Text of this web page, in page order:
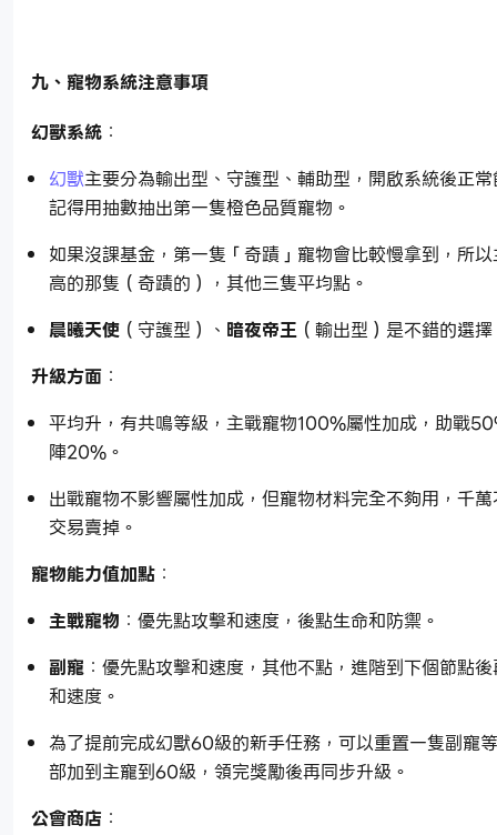
九、寵物系統注意事項
幻獸系統 ：
幻獸主要分為輸出型、守護型、輔助型，開啟系統後正
記得用抽數抽出第一隻橙色品質寵物。
如果沒課基金，第一隻「奇蹟」寵物會比較慢拿到，所
高的那隻（奇蹟的），其他三隻平均點。
晨曦天使 （守護型）、 暗夜帝王 （輸出型）是不錯的選
升級方面 ：
平均升，有共鳴等級，主戰寵物100%屬性加成，助戰
陣20%。
出戰寵物不影響屬性加成，但寵物材料完全不夠用，千
交易賣掉。
寵物能力值加點 ：
主戰寵物 ：優先點攻擊和速度，後點生命和防禦。
副寵 ：優先點攻擊和速度，其他不點，進階到下個節點
和速度。
為了提前完成幻獸60級的新手任務，可以重置一隻副寵
部加到主寵到60級，領完獎勵後再同步升級。
公會商店 ：